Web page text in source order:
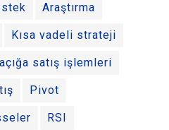
Araştırma
Kısa vadeli strateji
açığa satış işlemleri
Pivot
RSI